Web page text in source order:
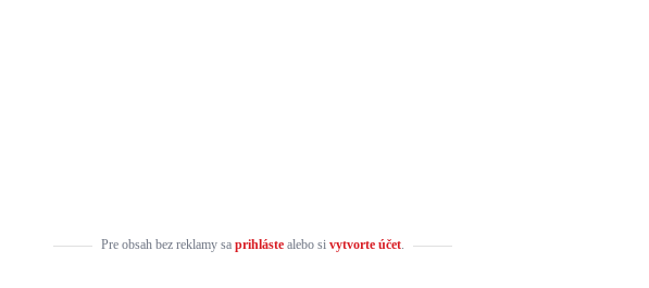
Pre obsah bez reklamy sa prihlástealebo si vytvorte účet.